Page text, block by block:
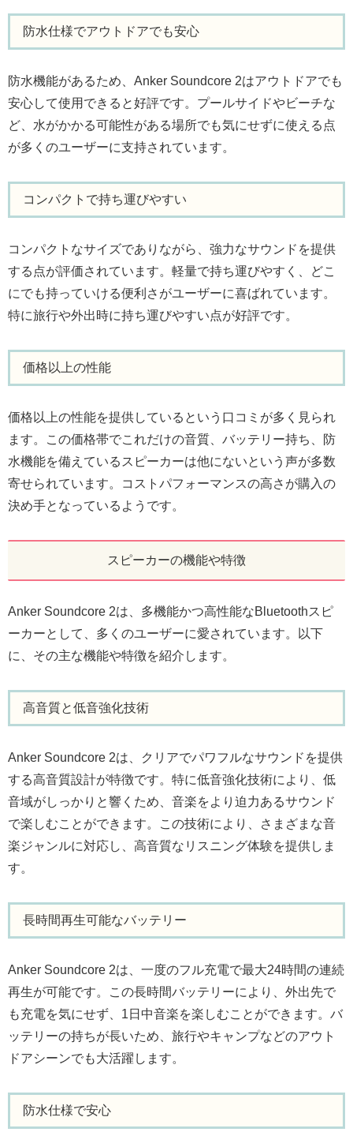
防水仕様でアウトドアでも安心
防水機能があるため、Anker Soundcore 2はアウトドアでも
安心して使用できると好評です。プールサイドやビーチな
ど、水がかかる可能性がある場所でも気にせずに使える点
が多くのユーザーに支持されています。
コンパクトで持ち運びやすい
コンパクトなサイズでありながら、強力なサウンドを提供
する点が評価されています。軽量で持ち運びやすく、どこ
にでも持っていける便利さがユーザーに喜ばれています。
特に旅行や外出時に持ち運びやすい点が好評です。
価格以上の性能
価格以上の性能を提供しているという口コミが多く見られ
ます。この価格帯でこれだけの音質、バッテリー持ち、防
水機能を備えているスピーカーは他にないという声が多数
寄せられています。コストパフォーマンスの高さが購入の
決め手となっているようです。
スピーカーの機能や特徴
Anker Soundcore 2は、多機能かつ高性能なBluetoothスピ
ーカーとして、多くのユーザーに愛されています。以下
に、その主な機能や特徴を紹介します。
高音質と低音強化技術
Anker Soundcore 2は、クリアでパワフルなサウンドを提供
する高音質設計が特徴です。特に低音強化技術により、低
音域がしっかりと響くため、音楽をより迫力あるサウンド
で楽しむことができます。この技術により、さまざまな音
楽ジャンルに対応し、高音質なリスニング体験を提供しま
す。
長時間再生可能なバッテリー
Anker Soundcore 2は、一度のフル充電で最大24時間の連続
再生が可能です。この長時間バッテリーにより、外出先で
も充電を気にせず、1日中音楽を楽しむことができます。バ
ッテリーの持ちが長いため、旅行やキャンプなどのアウト
ドアシーンでも大活躍します。
防水仕様で安心